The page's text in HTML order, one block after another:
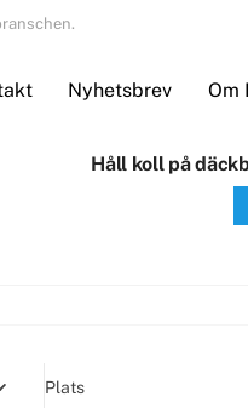
Nyhetsbrev Om
Håll koll på
Plats